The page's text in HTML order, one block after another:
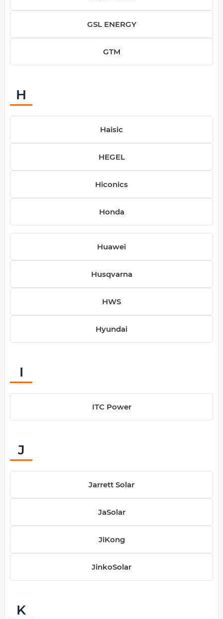
GSL ENERGY
GTM
H
Haisic
HEGEL
Hiconics
Honda
Huawei
Husqvarna
HWS
Hyundai
I
ITC Power
J
Jarrett Solar
JaSolar
JiKong
JinkoSolar
K